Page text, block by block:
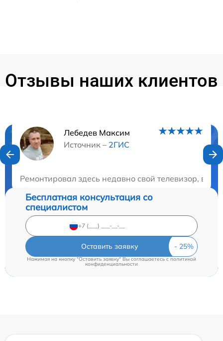
Отзывы наших клиентов
Лебедев Максим
Источник – 2ГИС
Ремонтировал здесь недавно свой телевизор,
Нужна консультация?
Бесплатная консультация со
специалистом
Оставить заявку
Нажимая на кнопку "Оставить заявку" Вы соглашаетесь cполитикой
конфиденциальности